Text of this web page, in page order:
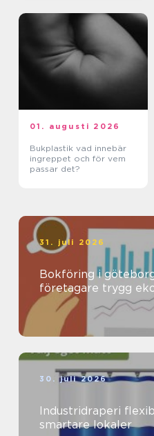
01. augusti 2026
Bukplastik vad innebär
ingreppet och för vem
passar det?
31. juli 2026
Bokföring i göteborg så
företagare trygg
30. juli 2026
Industridraperi flexibel avskärmning för
smartare lokaler